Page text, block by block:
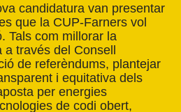
candidatura van presentar
que la CUP-Farners vol
Tals com millorar la
a través del Consell
de referèndums, plantejar
i equitativa dels
per energies
de codi obert,